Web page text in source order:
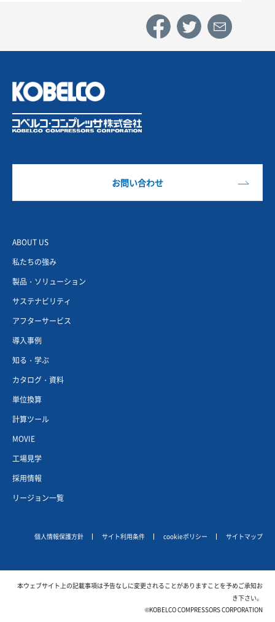
お問い合わせ
ABOUT US
私たちの強み
製品・ソリューション
サステナビリティ
アフターサービス
導入事例
知る・学ぶ
カタログ・資料
単位換算
計算ツール
MOVIE
工場見学
採用情報
リージョン一覧
個人情報保護方針 サイト利用条件 cookieポリシー サイトマップ
本ウェブサイト上の記載事項は予告なしに変更されることがありますことを予めご承知お
き下さい。
©KOBELCO COMPRESSORS CORPORATION